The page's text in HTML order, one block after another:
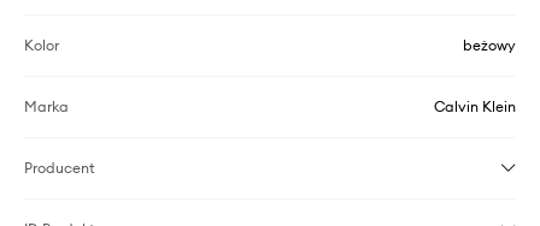
Kolor beżowy
Marka Calvin Klein
Producent